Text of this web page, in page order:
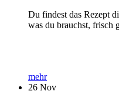
Du findest das Rezept
was du brauchst, frisch
mehr
26 Nov